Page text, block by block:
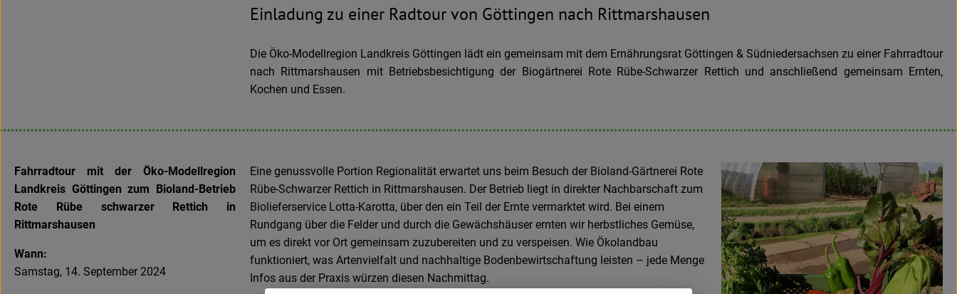
Einladung zu einer Radtour von Göttingen nach Rittmarshausen
Die Öko-Modellregion Landkreis Göttingen lädt ein gemeinsam mit dem Ernährungsrat Göttingen & Südniedersachsen zu einer Fahrradtour
nach Rittmarshausen mit Betriebsbesichtigung der Biogärtnerei Rote Rübe-Schwarzer Rettich und anschließend gemeinsam Ernten,
Kochen und Essen.
Fahrradtour mit der Öko-Modellregion
Landkreis Göttingen zum Bioland-Betrieb
Rote Rübe schwarzer Rettich in
Rittmarshausen
Wann:
Samstag, 14. September 2024
Eine genussvolle Portion Regionalität erwartet uns beim Besuch der Bioland-Gärtnerei Rote
Rübe-Schwarzer Rettich in Rittmarshausen. Der Betrieb liegt in direkter Nachbarschaft zum
Biolieferservice Lotta-Karotta, über den ein Teil der Ernte vermarktet wird. Bei einem
Rundgang über die Felder und durch die Gewächshäuser ernten wir herbstliches Gemüse,
um es direkt vor Ort gemeinsam zuzubereiten und zu verspeisen. Wie Ökolandbau
funktioniert, was Artenvielfalt und nachhaltige Bodenbewirtschaftung leisten – jede Menge
Infos aus der Praxis würzen diesen Nachmittag.